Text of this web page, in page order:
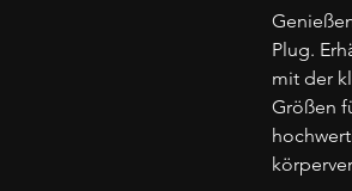
Plug.
mit der
Größen